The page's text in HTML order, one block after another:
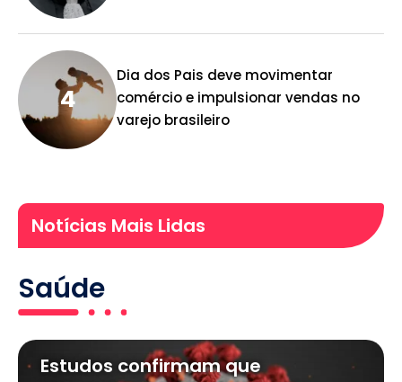
Dia dos Pais deve movimentar
comércio e impulsionar vendas no
varejo brasileiro
Notícias Mais Lidas
Saúde
Estudos confirmam que